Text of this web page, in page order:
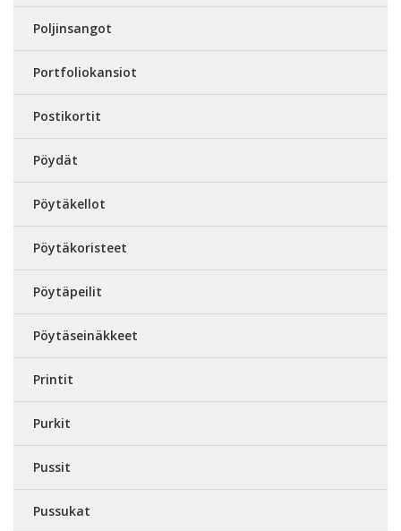
Poljinsangot
Portfoliokansiot
Postikortit
Pöydät
Pöytäkellot
Pöytäkoristeet
Pöytäpeilit
Pöytäseinäkkeet
Printit
Purkit
Pussit
Pussukat